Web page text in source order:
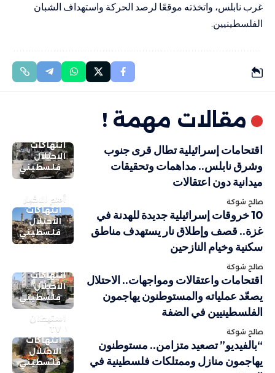
غرب نابلس، واتخذته موقعًا لرصد الحركة واستهداف الشبان
الفلسطينيين.
مقالات مهمة !
انتهاكات
الاحتلال
فلسطيني
اقتحامات إسرائيلية تطال قرى جنوب
وشرق نابلس.. مداهمات وتحقيقات
ميدانية دون اعتقالات
صالح شوكة
أهم الاخبار
انتهاكات
الاحتلال
فلسطيني
10 خروقات إسرائيلية جديدة للهدنة في
غزة.. قصف وإطلاق نار يستهدف مناطق
سكنية وخيام النازحين
صالح شوكة
انتهاكات
الاحتلال
فلسطيني
اقتحامات واعتقالات ومواجهات.. الاحتلال
يصعّد عملياته والمستوطنون يهاجمون
الفلسطينيين في الضفة
صالح شوكة
استيطان
TV
انتهاكات
الاحتلال
فلسطيني
“بالفيديو” تصعيد متزامن.. مستوطنون
يهاجمون منازل وممتلكات فلسطينية في